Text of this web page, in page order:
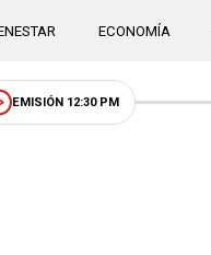
ECONOMÍA
EMISIÓN 12:30 PM